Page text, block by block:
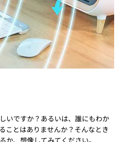
いですか？あるいは、誰にもわか
ことはありませんか？そんなとき
か、想像してみてください。